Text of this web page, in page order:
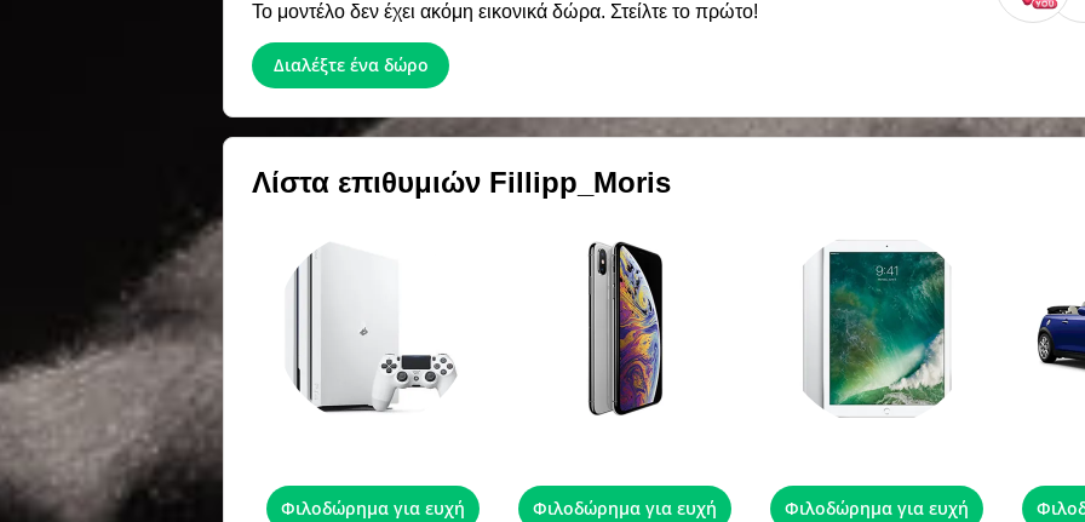
Το μοντέλο δεν έχει ακόμη εικονικά δώρα. Στείλτε το πρώτο!
Διαλέξτε ένα δώρο
Λίστα επιθυμιών Fillipp_Moris
Φιλοδώρημα για ευχή Φιλοδώρημα για ευχή Φιλοδώρημα για ευχή